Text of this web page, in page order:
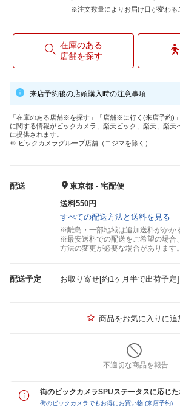
※注文数量によりお届け日が変わる
在庫のある
店舗を探す
来店予約後の店頭購入時の注意事項
「在庫のある店舗※を探す」「店舗※に行く(来店予約)
に関する情報がビックカメラ、楽天ビック、楽天、楽天
に提供されます。
※ ビックカメラグループ店舗（コジマを除く）
配送
東京都 - 宅配便
送料550円
すべての配送方法と送料を見る
※離島・一部地域は追加送料がかか
※最安送料での配送をご希望の場合
方法の変更が必要な場合があります。
配送予定 お取り寄せ[約1ヶ月半で出荷予定]
商品をお気に入りに追
不適切な商品を報告
街のビックカメラSPUステータスに応じ
街のビックカメラでもお得にお買い物 (来店予約)